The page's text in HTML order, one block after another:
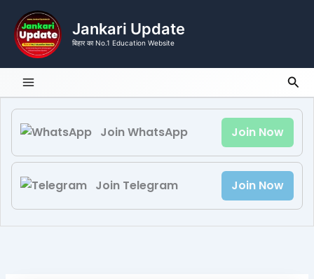
content
Jankari Update
बिहार का No.1 Education Website
Join WhatsApp Join Now
Join Telegram Join Now